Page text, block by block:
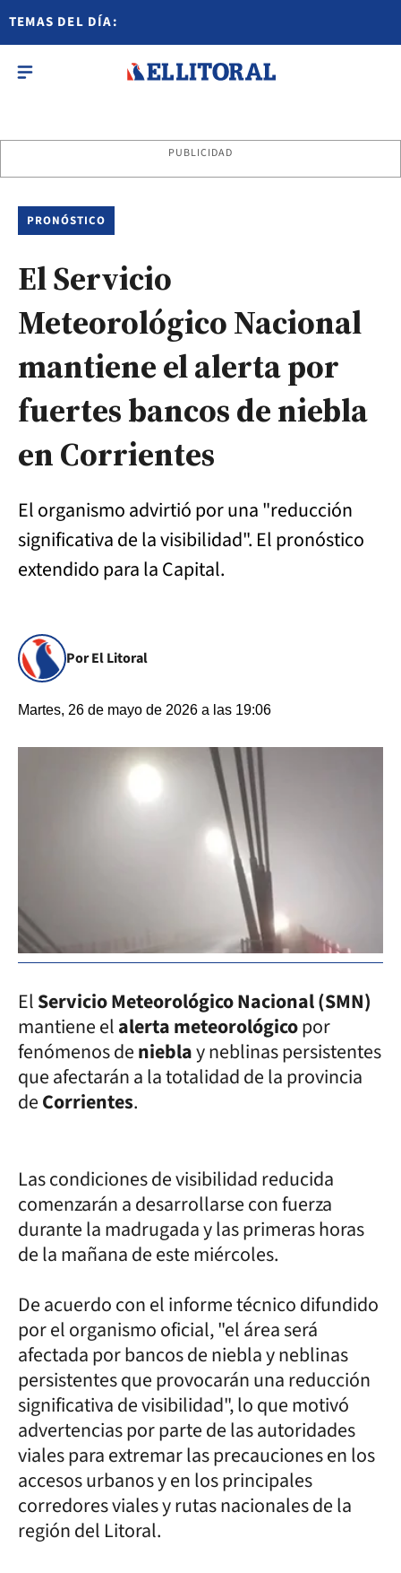
TEMAS DEL DÍA:
PUBLICIDAD
PRONÓSTICO
El Servicio
Meteorológico Nacional
mantiene el alerta por
fuertes bancos de niebla
en Corrientes
El organismo advirtió por una "reducción
significativa de la visibilidad". El pronóstico
extendido para la Capital.
Por El Litoral
Martes, 26 de mayo de 2026 a las 19:06
ElServicio Meteorológico Nacional (SMN)
mantiene elalerta meteorológicopor
fenómenos denieblay neblinas persistentes
que afectarán a la totalidad de la provincia
deCorrientes.
Las condiciones de visibilidad reducida
comenzarán a desarrollarse con fuerza
durante la madrugada y las primeras horas
de la mañana de este miércoles.
De acuerdo con el informe técnico difundido
por el organismo oficial, "el área será
afectada por bancos de niebla y neblinas
persistentes que provocarán una reducción
significativa de visibilidad", lo que motivó
advertencias por parte de las autoridades
viales para extremar las precauciones en los
accesos urbanos y en los principales
corredores viales y rutas nacionales de la
región del Litoral.